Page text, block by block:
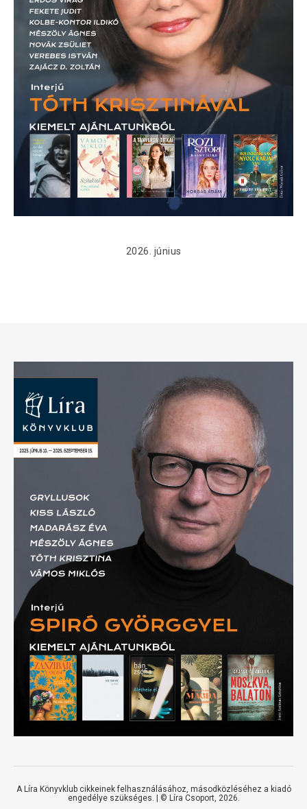
2026. június
A Líra Könyvklub cikkeinek felhasználásához, másodközléséhez a kiadó
engedélye szükséges. | © Líra Csoport, 2026.